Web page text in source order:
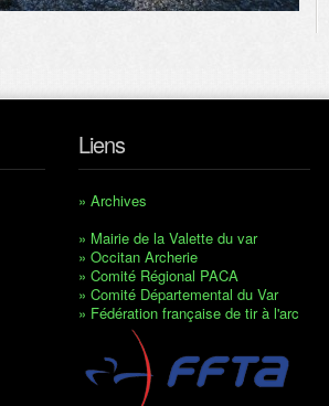
Liens
» Archives
» Mairie de la Valette du var
» Occitan Archerie
» Comité Régional PACA
» Comité Départemental du Var
» Fédération française de tir à l'arc